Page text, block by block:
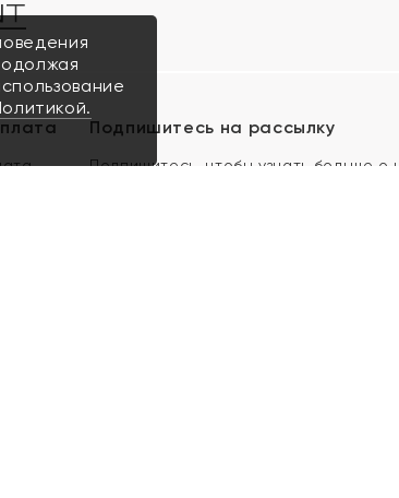
Подпишитесь на рассылку
Подпишитесь, чтобы узнать больше о